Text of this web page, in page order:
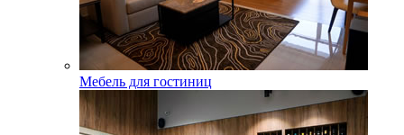
Мебель для гостиниц